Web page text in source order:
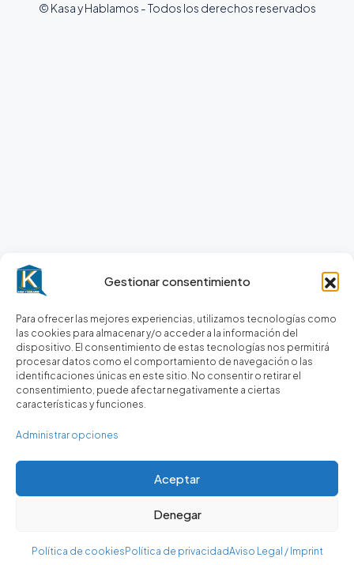
Gestionar consentimiento
Para ofrecer las mejores experiencias, utilizamos tecnologías como
las cookies para almacenar y/o acceder a la información del
dispositivo. El consentimiento de estas tecnologías nos permitirá
procesar datos como el comportamiento de navegación o las
identificaciones únicas en este sitio. No consentir o retirar el
consentimiento, puede afectar negativamente a ciertas
características y funciones.
Administrar opciones
Aceptar
Denegar
Política de cookies Política de privacidadAviso Legal / Imprint
© Kasa y Hablamos - Todos los derechos reservados
Gustavo Triunfo